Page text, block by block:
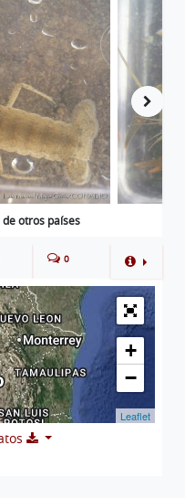
otros países
0
+
−
Leaflet